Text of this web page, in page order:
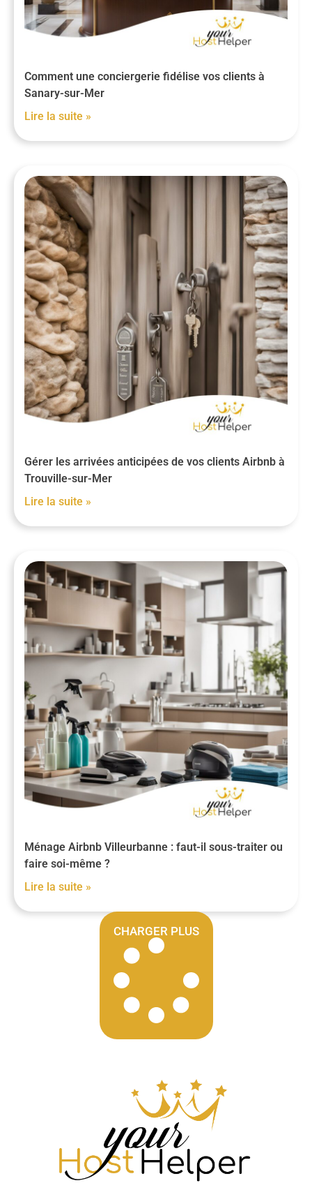
Comment une conciergerie fidélise vos clients à
Sanary-sur-Mer
Lire la suite »
Gérer les arrivées anticipées de vos clients Airbnb à
Trouville-sur-Mer
Lire la suite »
Ménage Airbnb Villeurbanne : faut-il sous-traiter ou
faire soi-même ?
Lire la suite »
CHARGER PLUS